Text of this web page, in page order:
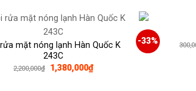
mặt nóng lạnh Hàn Quốc K
243C
2,200,000₫
Giá
gốc
1,380,000₫Giá
hiện
-33%